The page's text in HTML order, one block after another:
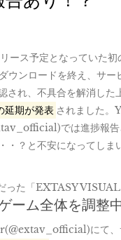
ース予定となっていた
ウンロードを終え、サー
され、不具合を解消し
延期が発表 されました。
では進捗報告
・？と不安になってし
った「EXTASY VISUAL
ーム全体を調整
にて、